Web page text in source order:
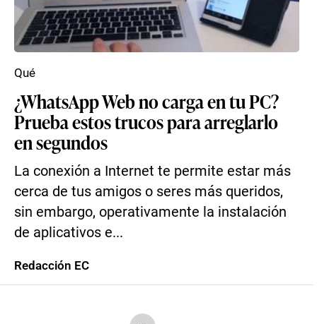
¿WhatsApp Web no carga en tu PC?
Prueba estos trucos para arreglarlo
en segundos
La conexión a Internet te permite estar más
cerca de tus amigos o seres más queridos,
sin embargo, operativamente la instalación
de aplicativos e...
Qué
Redacción EC